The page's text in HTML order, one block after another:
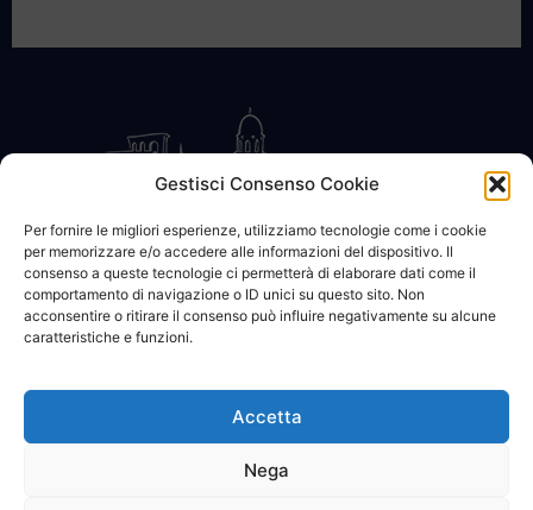
Gestisci Consenso Cookie
Per fornire le migliori esperienze, utilizziamo tecnologie come i cookie
per memorizzare e/o accedere alle informazioni del dispositivo. Il
consenso a queste tecnologie ci permetterà di elaborare dati come il
comportamento di navigazione o ID unici su questo sito. Non
acconsentire o ritirare il consenso può influire negativamente su alcune
caratteristiche e funzioni.
Accetta
Nega
CONTATTACI COOKIE POLICY PRIVACY
© 2002 - 2026 SanBartolomeo.info :::: powered by Go Web snc |